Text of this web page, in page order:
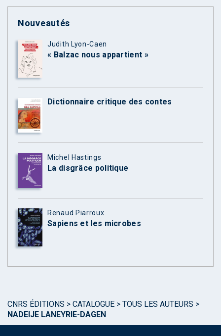
Nouveautés
Judith Lyon-Caen
« Balzac nous appartient »
Dictionnaire critique des contes
Michel Hastings
La disgrâce politique
Renaud Piarroux
Sapiens et les microbes
CNRS ÉDITIONS > CATALOGUE > TOUS LES AUTEURS >
NADEIJE LANEYRIE-DAGEN